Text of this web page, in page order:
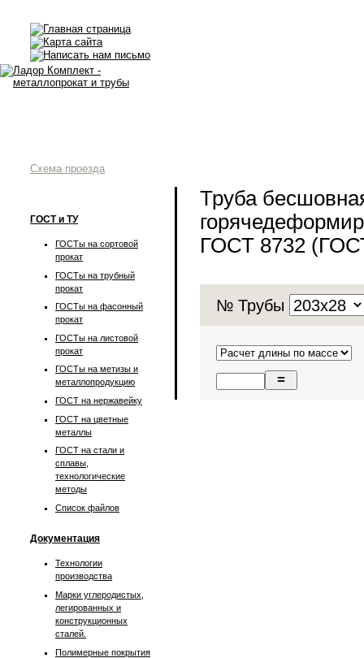
Схема проезда
ГОСТ и ТУ
ГОСТы на сортовой
прокат
ГОСТы на трубный
прокат
ГОСТы на фасонный
прокат
ГОСТы на листовой
прокат
ГОСТы на метизы и
металлопродукцию
ГОСТ на нержавейку
ГОСТ на цветные
металлы
ГОСТ на стали и
сплавы,
технологические
методы
Список файлов
Документация
Технологии
производства
Марки углеродистых,
легированных и
конструкционных
сталей.
Полимерные покрытия
Труба
ГОСТ 8732
№ Трубы